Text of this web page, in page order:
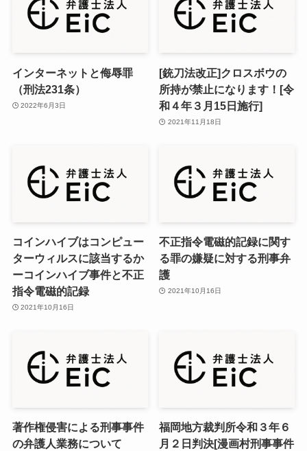
インターネットと侮辱罪
（刑法231条）
2022年6月3日
[銃刀法改正]クロスボウの
所持が禁止になります！[令
和４年３月15日施行]
2021年11月18日
コインハイブはコンピュー
ターウィルスに該当するか
ーコインハイブ事件と不正
指令電磁的記録
2021年10月16日
不正指令電磁的記録に関す
る罪の嫌疑に対する刑事弁
護
2021年10月16日
著作権侵害による刑事事件
の弁護人業務について
福岡地方裁判所令和３年６
月２日判決[漫画村刑事事件